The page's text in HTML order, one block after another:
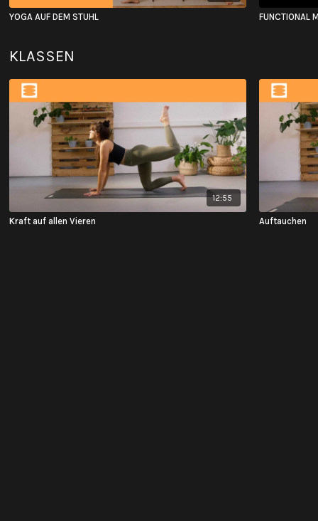
YOGA AUF DEM STUHL FUNCTIONAL
KLASSEN
12:55
Kraft auf allen Vieren Auftauchen